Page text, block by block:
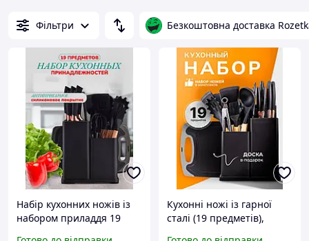
Фільтри Безкоштовна доставка
Набір кухонних ножів із
набором приладдя 19
Кухонні ножі із гарної
сталі (19 предметів),